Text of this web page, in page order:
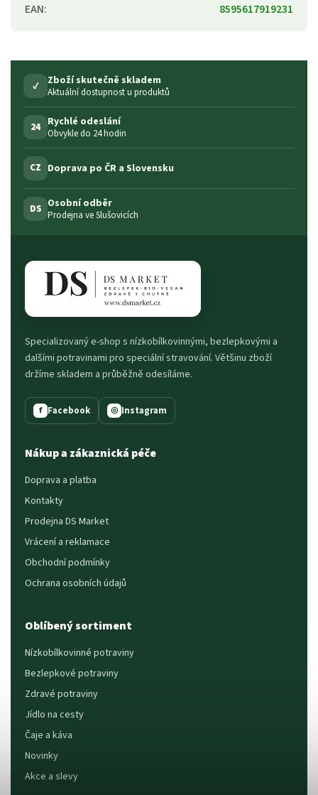
EAN: 8595617919231
✓ Zboží skutečně skladem
Aktuální dostupnost u produktů
24 Rychlé odeslání
Obvykle do 24 hodin
CZ Doprava po ČR a Slovensku
DS Osobní odběr
Prodejna ve Slušovicích
Specializovaný e-shop s nízkobílkovinnými, bezlepkovými a
dalšími potravinami pro speciální stravování. Většinu zboží
držíme skladem a průběžně odesíláme.
f Facebook ◎ Instagram
Nákup a zákaznická péče
Doprava a platba
Kontakty
Prodejna DS Market
Vrácení a reklamace
Obchodní podmínky
Ochrana osobních údajů
Oblíbený sortiment
Nízkobílkovinné potraviny
Bezlepkové potraviny
Zdravé potraviny
Jídlo na cesty
Čaje a káva
Novinky
Akce a slevy